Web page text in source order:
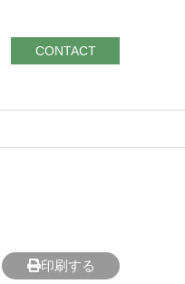
CONTACT
印刷する